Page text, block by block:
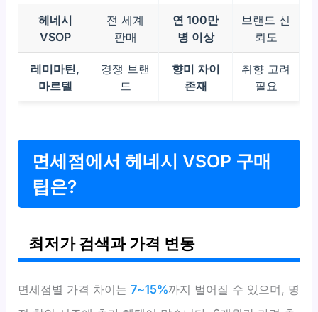
헤네시
VSOP
전 세계
판매
연 100만
병 이상
브랜드 신
뢰도
레미마틴,
마르텔
경쟁 브랜
드
향미 차이
존재
취향 고려
필요
면세점에서 헤네시 VSOP 구매
팁은?
최저가 검색과 가격 변동
면세점별 가격 차이는7~15%까지 벌어질 수 있으며, 명